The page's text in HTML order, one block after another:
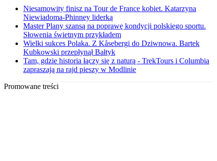
Niesamowity finisz na Tour de France kobiet. Katarzyna
Niewiadoma-Phinney liderką
Master Plany szansą na poprawę kondycji polskiego sportu.
Słowenia świetnym przykładem
Wielki sukces Polaka. Z Kåsebergi do Dziwnowa. Bartek
Kubkowski przepłynął Bałtyk
Tam, gdzie historia łączy się z naturą - TrekTours i Columbia
zapraszają na rajd pieszy w Modlinie
Promowane treści